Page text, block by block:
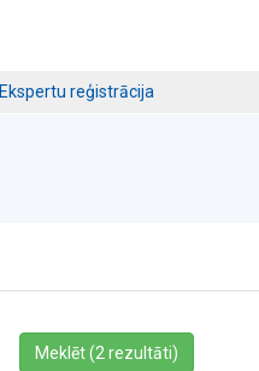
Ekspertu reģistrācija
Meklēt (2 rezultāti)